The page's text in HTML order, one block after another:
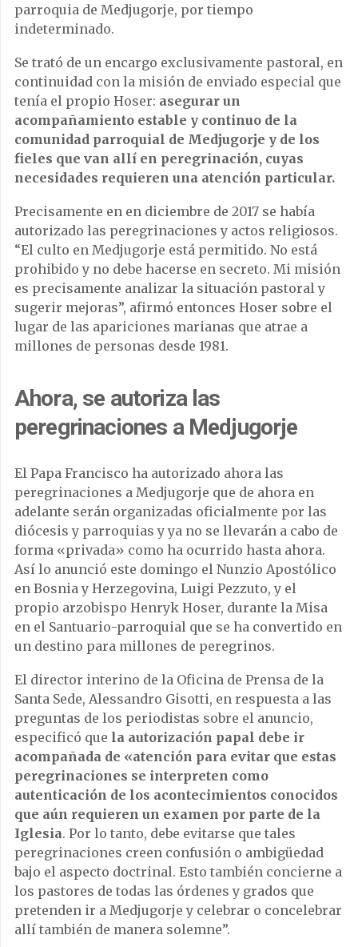
parroquia de Medjugorje, por tiempo
indeterminado.
Se trató de un encargo exclusivamente pastoral, en
continuidad con la misión de enviado especial que
tenía el propio Hoser: asegurar un
acompañamiento estable y continuo de la
comunidad parroquial de Medjugorje y de los
fieles que van allí en peregrinación, cuyas
necesidades requieren una atención particular.
Precisamente en en diciembre de 2017 se había
autorizado las peregrinaciones y actos religiosos.
“El culto en Medjugorje está permitido. No está
prohibido y no debe hacerse en secreto. Mi misión
es precisamente analizar la situación pastoral y
sugerir mejoras”, afirmó entonces Hoser sobre el
lugar de las apariciones marianas que atrae a
millones de personas desde 1981.
Ahora, se autoriza las
peregrinaciones a Medjugorje
El Papa Francisco ha autorizado ahora las
peregrinaciones a Medjugorje que de ahora en
adelante serán organizadas oficialmente por las
diócesis y parroquias y ya no se llevarán a cabo de
forma «privada» como ha ocurrido hasta ahora.
Así lo anunció este domingo el Nunzio Apostólico
en Bosnia y Herzegovina, Luigi Pezzuto, y el
propio arzobispo Henryk Hoser, durante la Misa
en el Santuario-parroquial que se ha convertido en
un destino para millones de peregrinos.
El director interino de la Oficina de Prensa de la
Santa Sede, Alessandro Gisotti, en respuesta a las
preguntas de los periodistas sobre el anuncio,
especificó que la autorización papal debe ir
acompañada de «atención para evitar que estas
peregrinaciones se interpreten como
autenticación de los acontecimientos conocidos
que aún requieren un examen por parte de la
Iglesia. Por lo tanto, debe evitarse que tales
peregrinaciones creen confusión o ambigüedad
bajo el aspecto doctrinal. Esto también concierne a
los pastores de todas las órdenes y grados que
pretenden ir a Medjugorje y celebrar o concelebrar
allí también de manera solemne”.